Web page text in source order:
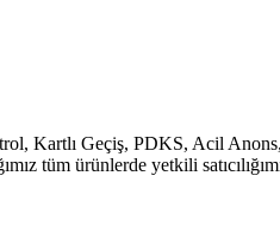
Kartlı Geçiş, PDKS, Acil
tüm ürünlerde yetkili